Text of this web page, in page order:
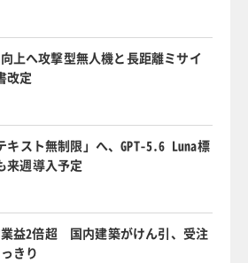
上へ攻撃型無人機と長距離ミサイ
改定
キスト無制限」へ、GPT-5.6 Luna標
来週導入予定
益2倍超 国内建築がけん引、受注
きり